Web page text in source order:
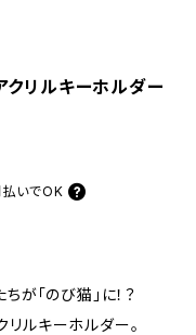
クリルキーホルダー
いでOK
が「のび猫」に！？
リルキーホルダー。